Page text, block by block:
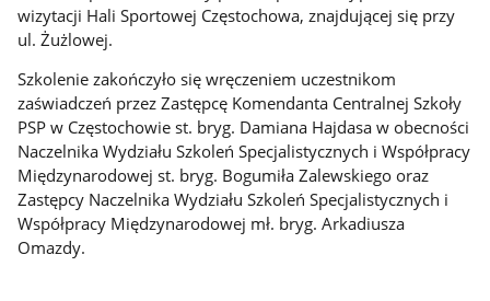
wizytacji Hali Sportowej Częstochowa, znajdującej się przy
ul. Żużlowej.
Szkolenie zakończyło się wręczeniem uczestnikom
zaświadczeń przez Zastępcę Komendanta Centralnej Szkoły
PSP w Częstochowie st. bryg. Damiana Hajdasa w obecności
Naczelnika Wydziału Szkoleń Specjalistycznych i Współpracy
Międzynarodowej st. bryg. Bogumiła Zalewskiego oraz
Zastępcy Naczelnika Wydziału Szkoleń Specjalistycznych i
Współpracy Międzynarodowej mł. bryg. Arkadiusza
Omazdy.